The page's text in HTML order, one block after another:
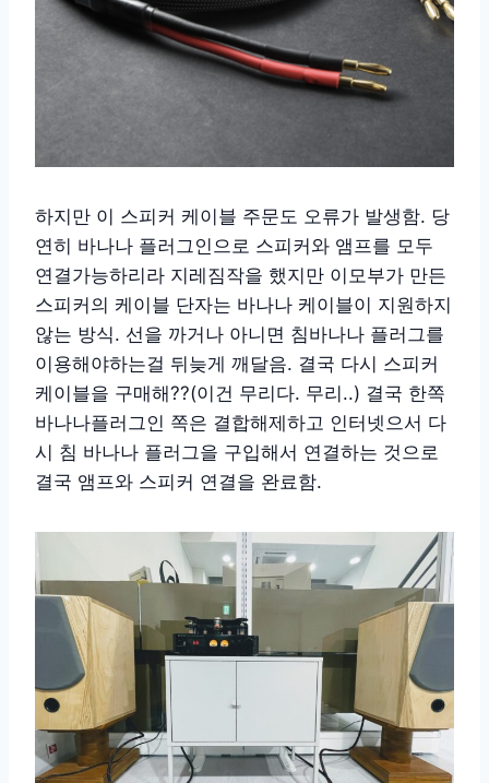
하지만 이 스피커 케이블 주문도 오류가 발생함. 당
연히 바나나 플러그인으로 스피커와 앰프를 모두
연결가능하리라 지레짐작을 했지만 이모부가 만든
스피커의 케이블 단자는 바나나 케이블이 지원하지
않는 방식. 선을 까거나 아니면 침바나나 플러그를
이용해야하는걸 뒤늦게 깨달음. 결국 다시 스피커
케이블을 구매해??(이건 무리다. 무리..) 결국 한쪽
바나나플러그인 쪽은 결합해제하고 인터넷으서 다
시 침 바나나 플러그을 구입해서 연결하는 것으로
결국 앰프와 스피커 연결을 완료함.